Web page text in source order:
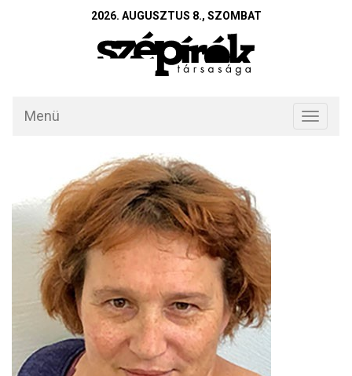
2026. AUGUSZTUS 8., SZOMBAT
Toggle
Menü